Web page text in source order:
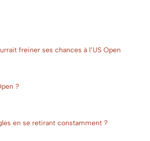
freiner ses chances à l’US Open
?
en se retirant constamment ?